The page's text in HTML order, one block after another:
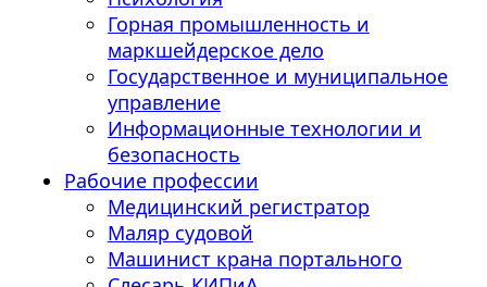
Горная промышленность и
маркшейдерское дело
Государственное и муниципальное
управление
Информационные технологии и
безопасность
Рабочие профессии
Медицинский регистратор
Маляр судовой
Машинист крана портального